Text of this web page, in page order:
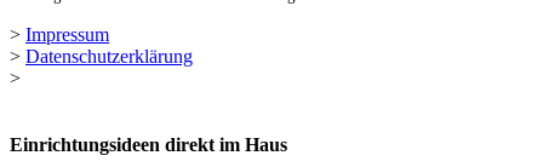
> Impressum
> Datenschutzerklärung
>
Einrichtungsideen direkt im Haus